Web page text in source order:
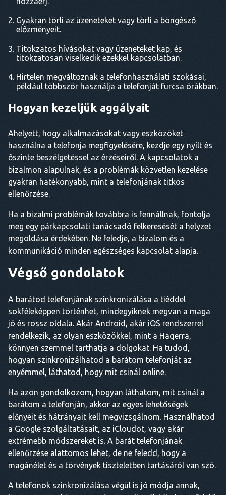
Gyakran törli az üzeneteket vagy törli a böngésző
előzményeit.
Titokzatos hívásokat vagy üzeneteket kap, és
titokzatosan viselkedik ezekkel kapcsolatban.
Hirtelen megváltoznak a telefonhasználati szokásai,
például többször használja a telefonját furcsa órákban.
Hogyan kezeljük aggályait
Ahelyett, hogy alkalmazásokat vagy eszközöket
használna a telefonja megfigyelésére, kezdje egy nyílt és
őszinte beszélgetéssel az érzéseiről. A kapcsolatok a
bizalmon alapulnak, és a problémák közvetlen kezelése
gyakran hatékonyabb, mint a telefonjának titkos
ellenőrzése.
Ha a bizalmi problémák továbbra is fennállnak, fontolja
meg egy párkapcsolati tanácsadó felkeresését a helyzet
megoldása érdekében. Ne feledje, a bizalom és a
kommunikáció minden egészséges kapcsolat alapja.
Végső gondolatok
A barátod telefonjának szinkronizálása a tiéddel
sokféleképpen történhet, mindegyiknek megvan a maga
jó és rossz oldala. Akár Android, akár iOS rendszerrel
rendelkezik, az olyan eszközökkel, mint a Haqerra,
könnyen szemmel tarthatja a dolgokat. Ha tudod,
hogyan szinkronizálhatod a barátom telefonját az
enyémmel, láthatod, hogy mit csinál online.
Ha azon gondolkozom, hogyan láthatom, mit csinál a
barátom a telefonján, akkor az egyes lehetőségek
előnyeit és hátrányait kell megvizsgálnom. Használhatod
a Google szolgáltatásait, az iCloudot, vagy akár
extrémebb módszereket is. A barát telefonjának
ellenőrzése alattomos lehet, de ne feledd, hogy a
magánélet és a törvények tiszteletben tartásáról van szó.
A telefonok szinkronizálása végül is jó módja annak,